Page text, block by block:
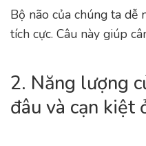
Bộ não của chúng ta dễ
tích cực. Câu này giúp
2. Năng lượng
đâu và cạn kiệt